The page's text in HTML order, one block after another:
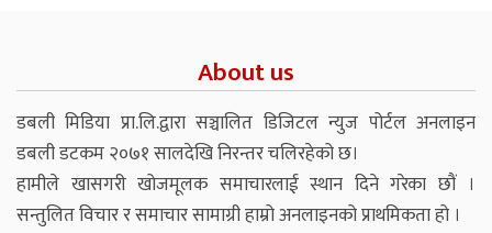
About us
डबली मिडिया प्रा.लि.द्वारा सञ्चालित डिजिटल न्युज पोर्टल अनलाइन
डबली डटकम २०७१ सालदेखि निरन्तर चलिरहेको छ।
हामीले खासगरी खोजमूलक समाचारलाई स्थान दिने गरेका छौं ।
सन्तुलित विचार र समाचार सामाग्री हाम्रो अनलाइनको प्राथमिकता हो ।